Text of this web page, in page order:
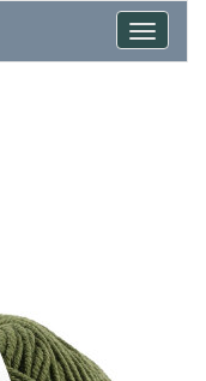
Toggle